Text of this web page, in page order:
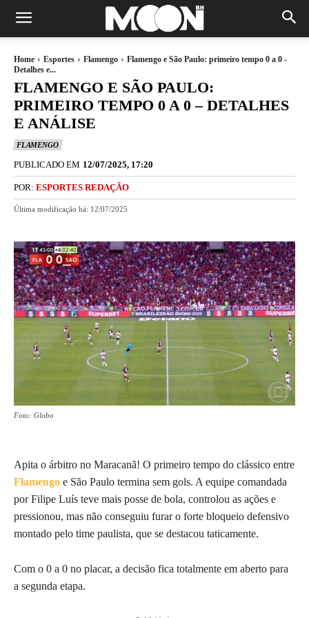
Home Esportes Flamengo
Flamengo e São Paulo: primeiro tempo 0 a 0 -
Detalhes e...
FLAMENGO E SÃO PAULO:
PRIMEIRO TEMPO 0 A 0 – DETALHES
E ANÁLISE
FLAMENGO
PUBLICADO EM 12/07/2025, 17:20
POR: ESPORTES REDAÇÃO
Última modificação há: 12/07/2025
Foto: Globo
Apita o árbitro no Maracanã! O primeiro tempo do clássico entre
Flamengo e São Paulo termina sem gols. A equipe comandada
por Filipe Luís teve mais posse de bola, controlou as ações e
pressionou, mas não conseguiu furar o forte bloqueio defensivo
montado pelo time paulista, que se destacou taticamente.
Com o 0 a 0 no placar, a decisão fica totalmente em aberto para
a segunda etapa.